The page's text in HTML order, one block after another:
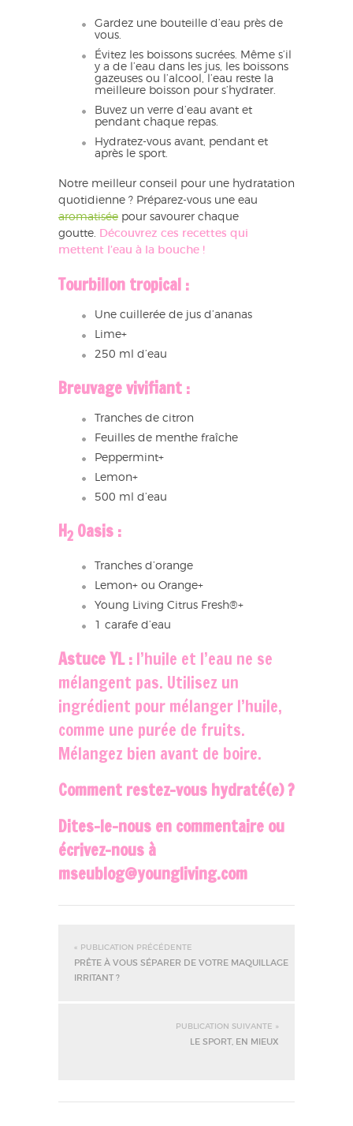
Gardez une bouteille d’eau près de
vous.
Évitez les boissons sucrées. Même s’il
y a de l’eau dans les jus, les boissons
gazeuses ou l’alcool, l’eau reste la
meilleure boisson pour s’hydrater.
Buvez un verre d’eau avant et
pendant chaque repas.
Hydratez-vous avant, pendant et
après le sport.
Notre meilleur conseil pour une hydratation
quotidienne ? Préparez-vous une eau
aromatisée pour savourer chaque
goutte.
Découvrez ces recettes qui
mettent l’eau à la bouche !
Tourbillon tropical :
Une cuillerée de jus d’ananas
Lime+
250 ml d’eau
Breuvage vivifiant :
Tranches de citron
Feuilles de menthe fraîche
Peppermint+
Lemon+
500 ml d’eau
H2 Oasis :
Tranches d’orange
Lemon+ ou Orange+
Young Living Citrus Fresh®+
1 carafe d’eau
Astuce YL : l’huile et l’eau ne se
mélangent pas. Utilisez un
ingrédient pour mélanger l’huile,
comme une purée de fruits.
Mélangez bien avant de boire.
Comment restez-vous hydraté(e) ?
Dites-le-nous en commentaire ou
écrivez-nous à
mseublog@youngliving.com
« PUBLICATION PRÉCÉDENTE
PRÊTE À VOUS SÉPARER DE VOTRE MAQUILLAGE
IRRITANT ?
PUBLICATION SUIVANTE »
LE SPORT, EN MIEUX